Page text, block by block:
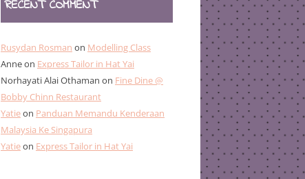
RECENT COMMENT
Rusydan Rosman on Modelling Class
Anneon Express Tailor in Hat Yai
Norhayati Alai Othaman on Fine Dine @
Bobby Chinn Restaurant
Yatieon Panduan Memandu Kenderaan
Malaysia Ke Singapura
Yatieon Express Tailor in Hat Yai